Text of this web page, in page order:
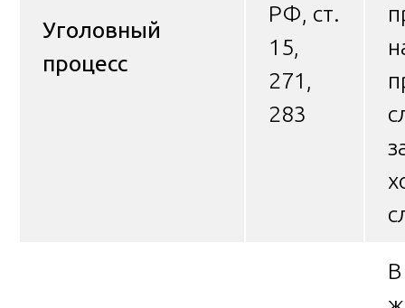
Уголовный
процесс
РФ, ст.
15,
271,
283